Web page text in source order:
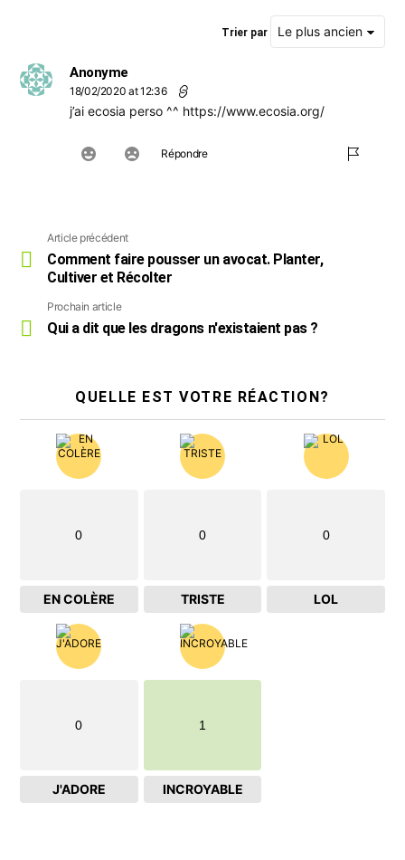
Trier par
Anonyme
18/02/2020 at 12:36
j’ai ecosia perso ^^ https://www.ecosia.org/
Répondre
plus
Article précédent
Comment faire pousser un avocat. Planter,
Cultiver et Récolter
Prochain article
Qui a dit que les dragons n'existaient pas ?
QUELLE EST VOTRE RÉACTION?
0
EN COLÈRE
0
TRISTE
0
LOL
0
J'ADORE
1
INCROYABLE